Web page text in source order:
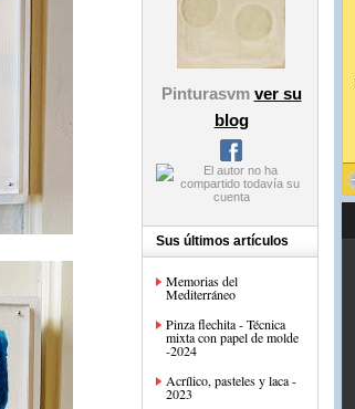
Pinturasvm ver su
blog
Sus últimos artículos
Memorias del
Mediterráneo
Pinza flechita - Técnica
mixta con papel de molde
-2024
Acrílico, pasteles y laca -
2023